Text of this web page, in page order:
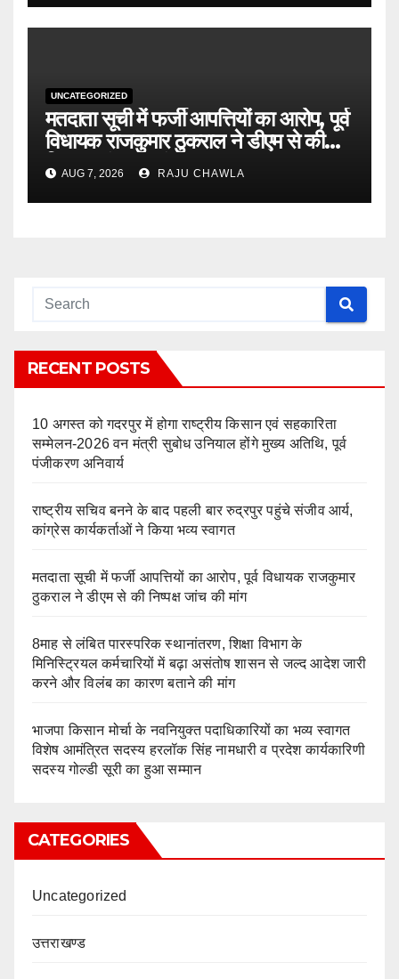
UNCATEGORIZED
मतदाता सूची में फर्जी आपत्तियों का आरोप, पूर्व
विधायक राजकुमार ठुकराल ने डीएम से की
निष्पक्ष जांच की मांग
AUG 7, 2026 RAJU CHAWLA
RECENT POSTS
10 अगस्त को गदरपुर में होगा राष्ट्रीय किसान एवं सहकारिता
सम्मेलन-2026 वन मंत्री सुबोध उनियाल होंगे मुख्य अतिथि, पूर्व
पंजीकरण अनिवार्य
राष्ट्रीय सचिव बनने के बाद पहली बार रुद्रपुर पहुंचे संजीव आर्य,
कांग्रेस कार्यकर्ताओं ने किया भव्य स्वागत
मतदाता सूची में फर्जी आपत्तियों का आरोप, पूर्व विधायक राजकुमार
ठुकराल ने डीएम से की निष्पक्ष जांच की मांग
8माह से लंबित पारस्परिक स्थानांतरण, शिक्षा विभाग के
मिनिस्ट्रियल कर्मचारियों में बढ़ा असंतोष शासन से जल्द आदेश जारी
करने और विलंब का कारण बताने की मांग
भाजपा किसान मोर्चा के नवनियुक्त पदाधिकारियों का भव्य स्वागत
विशेष आमंत्रित सदस्य हरलॉक सिंह नामधारी व प्रदेश कार्यकारिणी
सदस्य गोल्डी सूरी का हुआ सम्मान
CATEGORIES
Uncategorized
उत्तराखण्ड